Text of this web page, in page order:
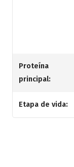
Proteína
principal:
Etapa de vida: